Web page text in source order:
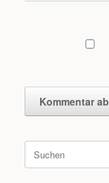
Suche
nach: